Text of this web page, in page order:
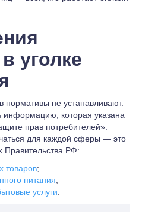
уголке
нормативы не устанавливают.
информацию, которая указана
прав потребителей».
для каждой сферы — это
Правительства РФ:
товаров;
питания;
услуги